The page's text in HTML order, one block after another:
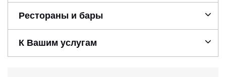
Рестораны и бары
К Вашим услугам